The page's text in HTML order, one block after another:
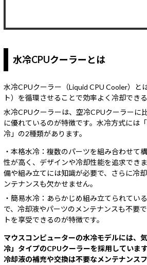
水冷CPUクーラーとは
水冷CPUクーラー（Liquid CPU Cooler）と
ト）を循環させることで効率よく冷却でき
水冷CPUクーラーは、空冷CPUクーラーに
に優れているのが特徴です。水冷方式には
冷」の2種類があります。
・本格水冷：複数のパーツを組み合わせて
性が高く、デザインや冷却性能を追求でき
備や組み立てには知識が必要で、さらに冷
ンテナンスも欠かせません。
・簡易水冷：あらかじめ組み立てられてい
で、冷却液やパーツのメンテナンスも不要
トを享受できるのが特徴です。
マウスコンピューターの水冷モデルには、
冷」タイプのCPUクーラーを採用していま
冷却液の補充や交換は不要なメンテナンス